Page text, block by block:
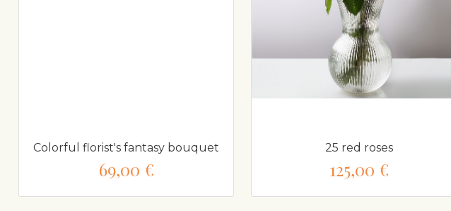
Colorful florist's fantasy bouquet
69,00 €
25 red roses
125,00 €